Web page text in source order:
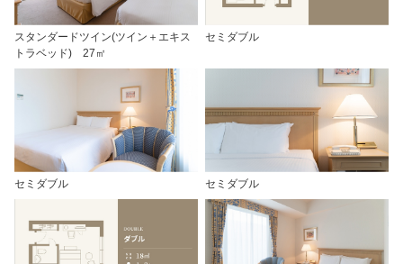
スタンダードツイン(ツイン＋エキス
トラベッド) 27㎡
セミダブル
セミダブル セミダブル